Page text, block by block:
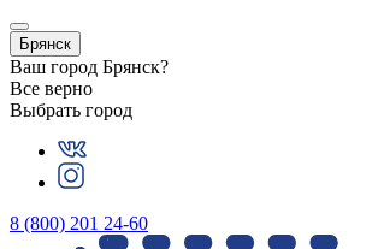
Брянск
Ваш город Брянск?
Все верно
Выбрать город
8 (800) 201 24-60